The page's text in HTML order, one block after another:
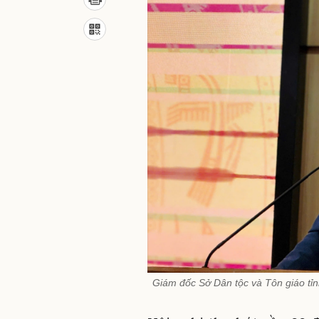
Giám đốc Sở Dân tộc và Tôn giáo